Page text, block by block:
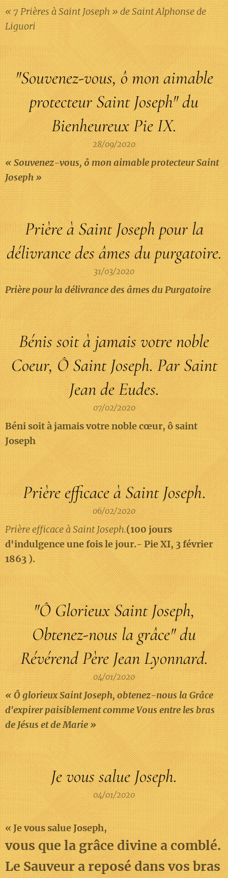
« 7 Prières à Saint Joseph » de Saint Alphonse de
Liguori
"Souvenez-vous, ô mon aimable
protecteur Saint Joseph" du
Bienheureux Pie IX.
28/09/2020
« Souvenez-vous, ô mon aimable protecteur Saint
Joseph »
Prière à Saint Joseph pour la
délivrance des âmes du purgatoire.
31/03/2020
Prière pour la délivrance des âmes du Purgatoire
Bénis soit à jamais votre noble
Coeur, Ô Saint Joseph. Par Saint
Jean de Eudes.
07/02/2020
Béni soit à jamais votre noble cœur, ô saint
Joseph
Prière efficace à Saint Joseph.
06/02/2020
Prière efficace à Saint Joseph.(100 jours
d'indulgence une fois le jour.- Pie XI, 3 février
1863 ).
"ÔGlorieux Saint Joseph,
Obtenez-nous la grâce" du
Révérend Père Jean Lyonnard.
04/01/2020
« Ô glorieux Saint Joseph, obtenez-nous la Grâce
d'expirer paisiblement comme Vous entre les bras
de Jésus et de Marie »
Je vous salue Joseph.
04/01/2020
« Je vous salue Joseph,
vous que la grâce divine a comblé.
Le Sauveur a reposé dans vos bras